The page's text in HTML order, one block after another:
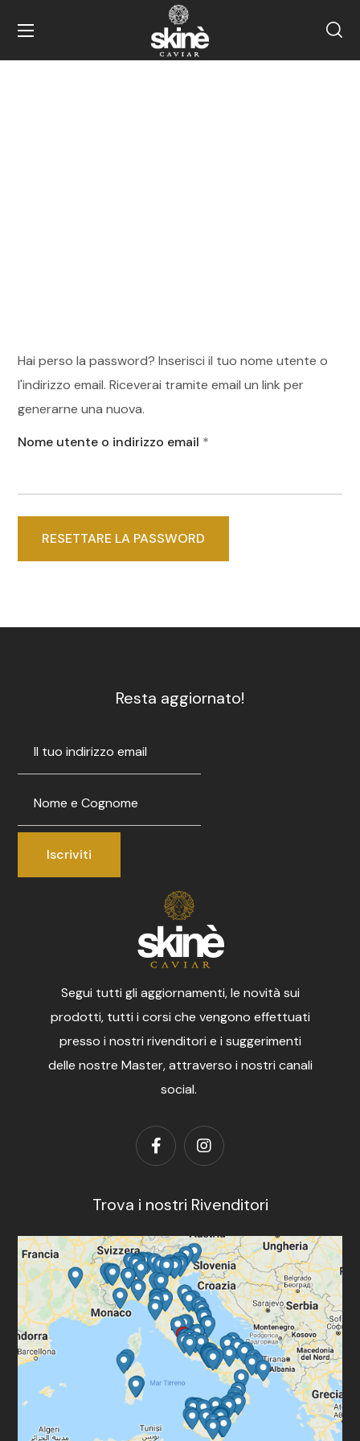
Hai perso la password? Inserisci il tuo nome utente o
l'indirizzo email. Riceverai tramite email un link per
generarne una nuova.
Nome utente o indirizzo email *
RESETTARE LA PASSWORD
Resta aggiornato!
Segui tutti gli aggiornamenti, le novità sui
prodotti, tutti i corsi che vengono effettuati
presso i nostri rivenditori e i suggerimenti
delle nostre Master, attraverso i nostri canali
social.
Trova i nostri Rivenditori